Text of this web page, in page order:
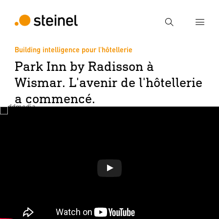
Recherche
Recherche
Entrer critère de recherche
Building intelligence pour l'hôtellerie
Park Inn by Radisson à
Wismar. L'avenir de l'hôtellerie
a commencé.
Jouer